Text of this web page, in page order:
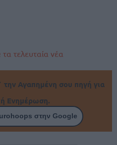
τελευταία νέα
την Αγαπημένη σου πηγή για
Ενημέρωση.
στην Google